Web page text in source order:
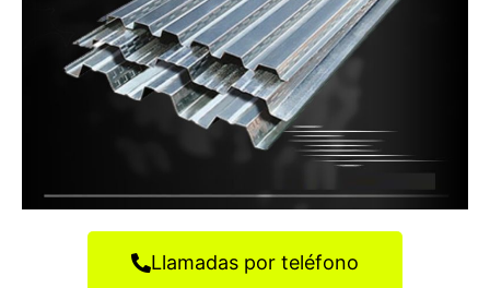
Llamadas por teléfono